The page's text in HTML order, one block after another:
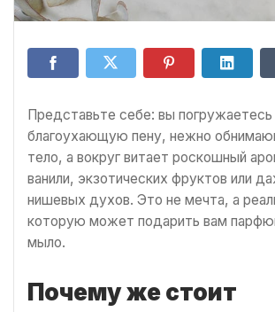
Представьте себе: вы
благоухающую пену, нежно
тело, а вокруг витает роскошный
ванили, экзотических фруктов или
нишевых духов. Это не мечта, а
которую может подарить вам
мыло.
Почему же стоит